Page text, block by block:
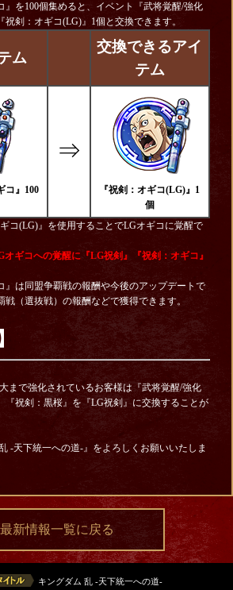
』を100個集めると、イベント『武将覚醒/強化
剣：オギコ(LG)』1個と交換できます。
ム
交換できるアイ
テム
コ』100
⇒
『祝剣：オギコ(LG)』1
個
コ(LG)』を使用することでLGオギコに覚醒で
ギコへの覚醒に『LG祝剣』『祝剣：オギコ』
』は同盟争覇戦の報酬や今後のアップデートで
戦（選抜戦）の報酬などで獲得できます。
まで強化されているお客様は『武将覚醒/強化
『祝剣：黒桜』を『LG祝剣』に交換することが
-天下統一への道-』をよろしくお願いいたしま
最新情報一覧に戻る
キングダム 乱 -天下統一への道-